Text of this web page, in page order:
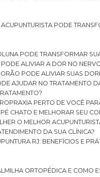
ACUPUNTURISTA PODE
PODE TRANSFORMAR
PODE ALIVIAR A DOR NO
PODE ALIVIAR SUAS
AJUDAR NO TRATAMENTO
PERTO DE VOCÊ
CHATO E MELHORAR SEU
O MELHOR
DA SUA CLÍNICA?
RJ: BENEFÍCIOS E
ORTOPÉDICA E COMO